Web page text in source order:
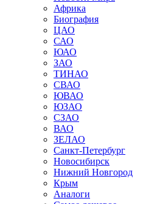
Африка
Биография
ЦАО
САО
ЮАО
ЗАО
ТИНАО
СВАО
ЮВАО
ЮЗАО
СЗАО
ВАО
ЗЕЛАО
Санкт-Петербург
Новосибирск
Нижний Новгород
Крым
Аналоги